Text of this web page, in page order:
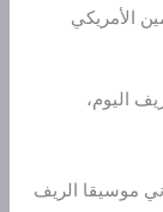
الأمريكي
اليوم،
موسيقا الريف